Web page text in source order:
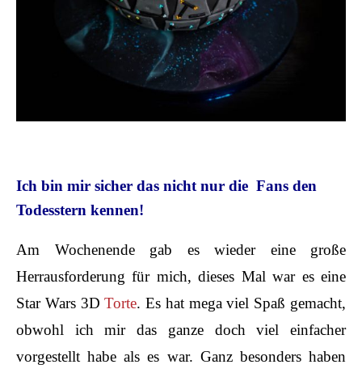
Ich bin mir sicher das nicht nur die Fans den
Todesstern kennen!
Am Wochenende gab es wieder eine große
Herrausforderung für mich, dieses Mal war es eine
Star Wars 3DTorte. Es hat mega viel Spaß gemacht,
obwohl ich mir das ganze doch viel einfacher
vorgestellt habe als es war. Ganz besonders haben